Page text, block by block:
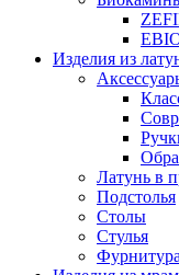
Изделия из
Латунь в
Подстолья
Столы
Стулья
Фурнитура